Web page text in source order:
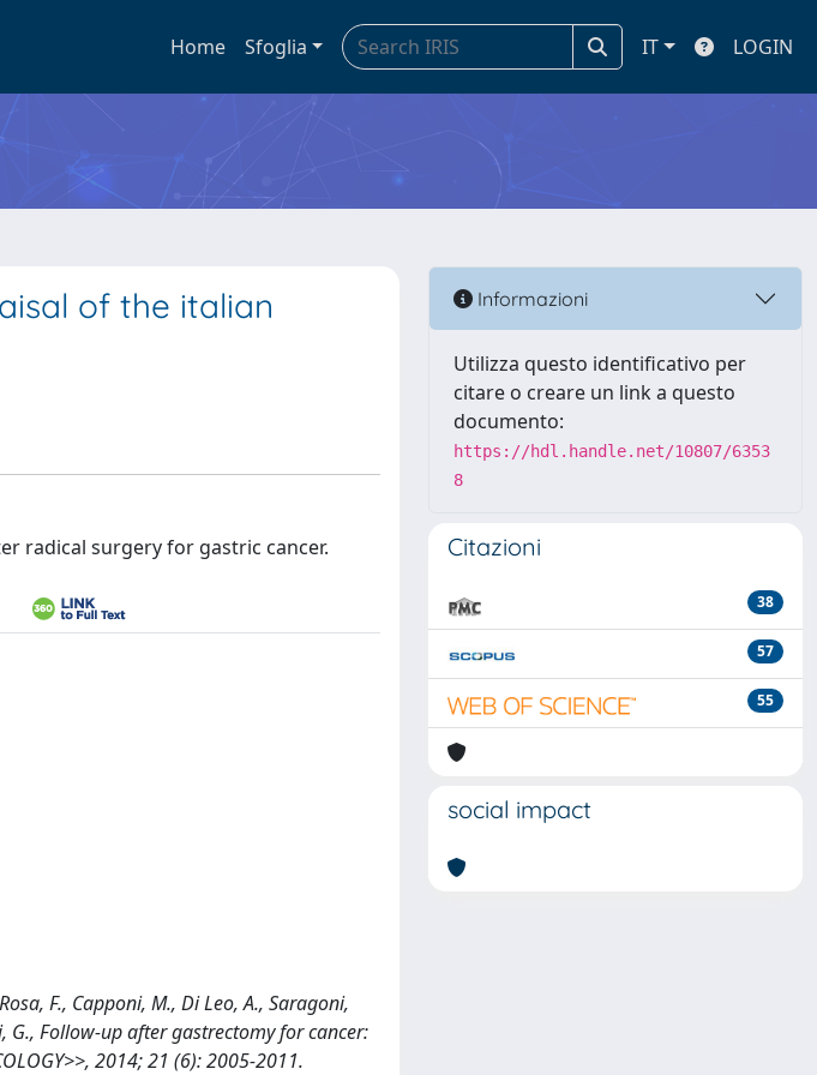
Home Sfoglia IT LOGIN
of the italian
radical surgery for gastric cancer.
F., Capponi, M., Di Leo, A., Saragoni,
G., Follow-up after gastrectomy for cancer:
2014; 21 (6): 2005-2011.
Informazioni
Utilizza questo identificativo per
citare o creare un link a questo
documento:
https://hdl.handle.net/10807/6353
8
Citazioni
38
57
55
social impact